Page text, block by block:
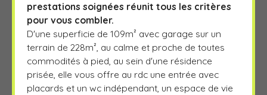
prestations soignées réunit tous les critères
pour vous combler.
D'une superficie de 109m² avec garage sur un
terrain de 228m², au calme et proche de toutes
commodités à pied, au sein d'une résidence
prisée, elle vous offre au rdc une entrée avec
placards et un wc indépendant, un espace de vie